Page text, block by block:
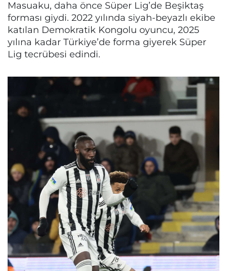
Masuaku, daha önce Süper Lig’de Beşiktaş
forması giydi. 2022 yılında siyah-beyazlı ekibe
katılan Demokratik Kongolu oyuncu, 2025
yılına kadar Türkiye’de forma giyerek Süper
Lig tecrübesi edindi.